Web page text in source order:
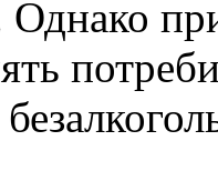
Однако